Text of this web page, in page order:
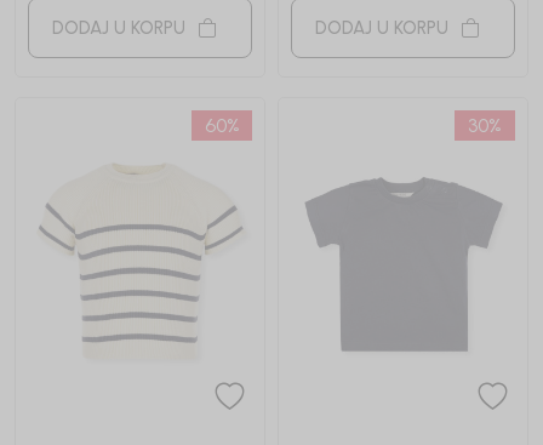
DODAJ U KORPU DODAJ U KORPU
60% 30%